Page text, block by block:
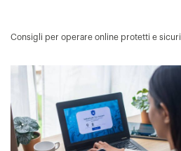
Consigli per operare online protetti e sicuri